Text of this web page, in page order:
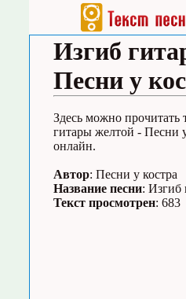
Изгиб
Песни у
Здесь можно прочитать
гитары желтой - Песни
онлайн.
Автор: Песни у костра
Название песни: Изгиб
Текст просмотрен: 683